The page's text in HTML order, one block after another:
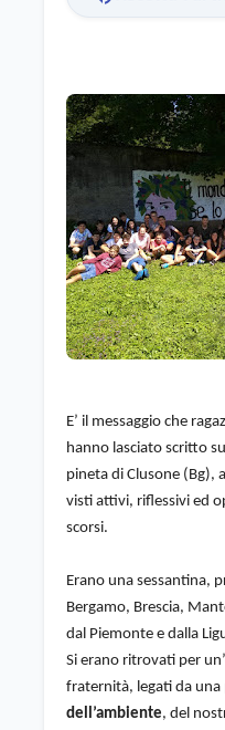
E’ il messaggio che
hanno lasciato scritto
pineta di Clusone (Bg),
visti attivi, riflessivi ed
scorsi.
Erano una sessantina,
Bergamo, Brescia,
dal Piemonte e dalla
Si erano ritrovati per
fraternità, legati da una
dell’ambiente, del